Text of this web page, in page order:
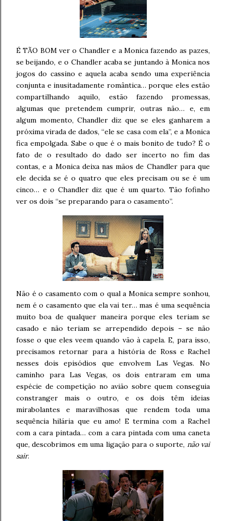
É TÃO BOM ver o Chandler e a Monica fazendo as pazes,
se beijando, e o Chandler acaba se juntando à Monica nos
jogos do cassino e aquela acaba sendo uma experiência
conjunta e inusitadamente romântica… porque eles estão
compartilhando aquilo, estão fazendo promessas,
algumas que pretendem cumprir, outras não… e, em
algum momento, Chandler diz que se eles ganharem a
próxima virada de dados, “ele se casa com ela”, e a Monica
fica empolgada. Sabe o que é o mais bonito de tudo? É o
fato de o resultado do dado ser incerto no fim das
contas, e a Monica deixa nas mãos de Chandler para que
ele decida se é o quatro que eles precisam ou se é um
cinco… e o Chandler diz que é um quarto. Tão fofinho
ver os dois “se preparando para o casamento”.
Não é o casamento com o qual a Monica sempre sonhou,
nem é o casamento que ela vai ter… mas é uma sequência
muito boa de qualquer maneira porque eles teriam se
casado e não teriam se arrependido depois – se não
fosse o que eles veem quando vão à capela. E, para isso,
precisamos retornar para a história de Ross e Rachel
nesses dois episódios que envolvem Las Vegas. No
caminho para Las Vegas, os dois entraram em uma
espécie de competição no avião sobre quem conseguia
constranger mais o outro, e os dois têm ideias
mirabolantes e maravilhosas que rendem toda uma
sequência hilária que eu amo! E termina com a Rachel
com a cara pintada… com a cara pintada com uma caneta
que, descobrimos em uma ligação para o suporte, não vai
sair.